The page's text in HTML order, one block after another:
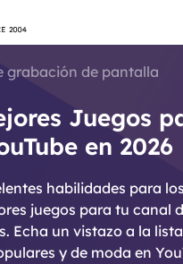
grabación de pantalla
Juegos
en 2026
habilidades para
juegos para tu canal
Echa un vistazo a la
y de moda en